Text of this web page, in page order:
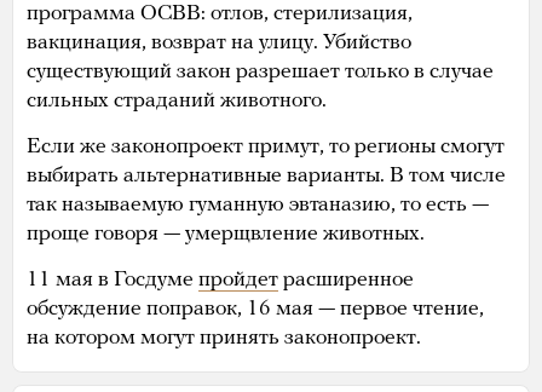
программа ОСВВ: отлов, стерилизация,
вакцинация, возврат на улицу. Убийство
существующий закон разрешает только в случае
сильных страданий животного.
Если же законопроект примут, то регионы смогут
выбирать альтернативные варианты. В том числе
так называемую гуманную эвтаназию, то есть —
проще говоря — умерщвление животных.
11 мая в Госдуме пройдет расширенное
обсуждение поправок, 16 мая — первое чтение,
на котором могут принять законопроект.